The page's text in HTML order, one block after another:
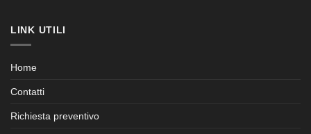
LINK UTILI
Home
Contatti
Richiesta preventivo